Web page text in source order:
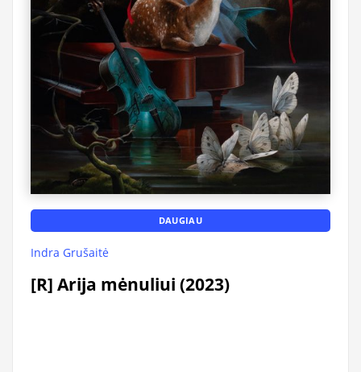
DAUGIAU
Indra Grušaitė
[R] Arija mėnuliui (2023)